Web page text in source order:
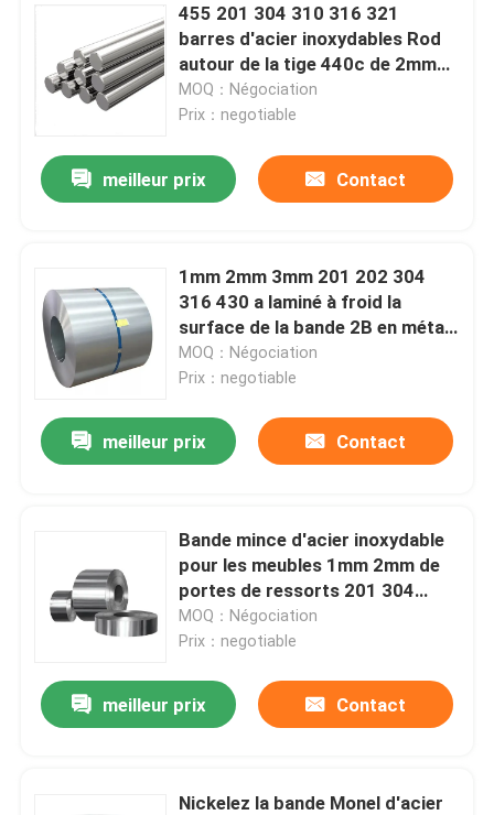
455 201 304 310 316 321
barres d'acier inoxydables Rod
autour de la tige 440c de 2mm
4mm 6mm 10mm solides
solubles
MOQ：Négociation
Prix：negotiable
meilleur prix Contact
1mm 2mm 3mm 201 202 304
316 430 a laminé à froid la
surface de la bande 2B en métal
de bobine d'acier inoxydable
MOQ：Négociation
Prix：negotiable
meilleur prix Contact
Bande mince d'acier inoxydable
pour les meubles 1mm 2mm de
portes de ressorts 201 304
304L 316 410 430
MOQ：Négociation
Prix：negotiable
meilleur prix Contact
Nickelez la bande Monel d'acier